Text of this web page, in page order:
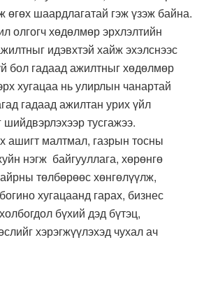
өгөх шаардлагатай гэж үзэж байна.
олгогч хөдөлмөр эрхлэлтийн
идэвхтэй хайж эхэлснээс
бол гадаад ажилтныг хөдөлмөр
хугацаа нь улирлын чанартай
гадаад ажилтан урих үйл
тусгажээ.
ашигт малтмал, газрын тосны
нэгж байгууллага, хөрөнгө
төлбөрөөс хөнгөлүүлж,
хугацаанд гарах, бизнес
бүхий дэд бүтэц,
хэрэгжүүлэхэд чухал ач